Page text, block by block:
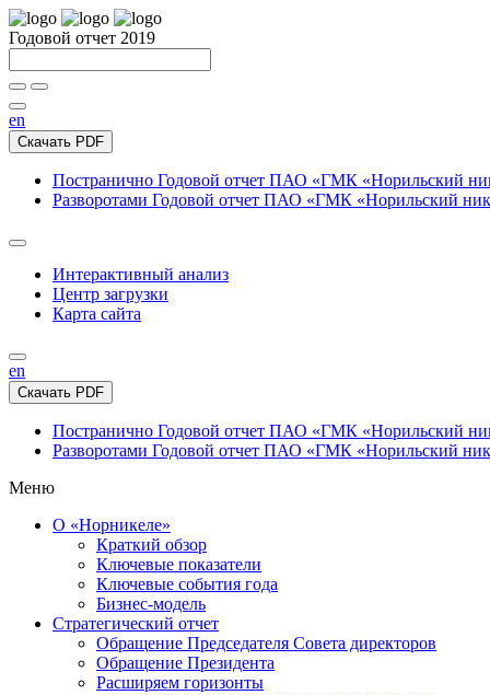
Годовой отчет 2019
en
Скачать PDF
Постранично Годовой отчет ПАО «ГМК «Норильский
Разворотами Годовой отчет ПАО «ГМК «Норильский
Интерактивный анализ
Центр загрузки
Карта сайта
en
Скачать PDF
Постранично Годовой отчет ПАО «ГМК «Норильский
Разворотами Годовой отчет ПАО «ГМК «Норильский
Меню
О «Норникеле»
Краткий обзор
Ключевые показатели
Ключевые события года
Бизнес-модель
Стратегический отчет
Обращение Председателя Совета директоров
Обращение Президента
Расширяем горизонты